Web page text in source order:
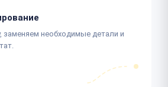
заменяем необходимые детали и